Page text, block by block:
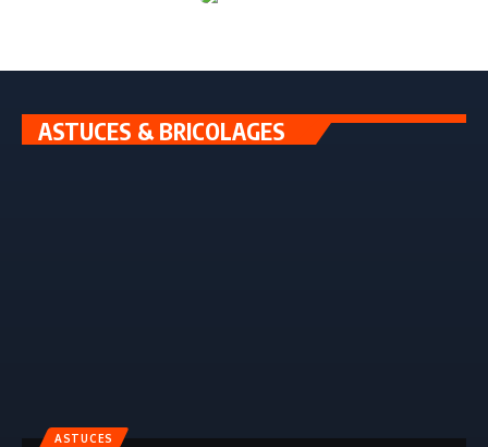
ASTUCES & BRICOLAGES
ASTUCES